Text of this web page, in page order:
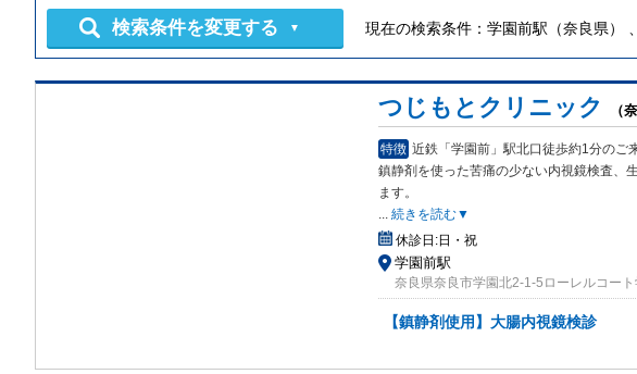
検索条件を変更する ▼ 現在の検索条件： 学園前駅（奈良県）
つじもとクリニック （
特徴 近鉄「学園前」駅北口徒歩約1分のご
鎮静剤を使った苦痛の少ない内視鏡検査、
ます。
... 続きを読む▼
休診日:日・祝
学園前駅
奈良県奈良市学園北2-1-5ローレルコー
【鎮静剤使用】大腸内視鏡検診